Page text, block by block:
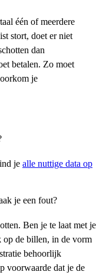
één of meerdere
stort, doet er niet
dan
betalen. Zo moet
je
je alle nuttige data op
je een fout?
Ben je te laat met je
op de billen, in de vorm
behoorlijk
voorwaarde dat je de